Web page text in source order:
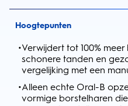
Hoogtepunten
•Verwijdert tot 100%
schonere tanden en
vergelijking met een
•Alleen echte Oral-B
vormige borstelharen